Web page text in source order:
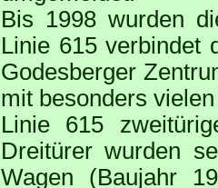
Bis 1998 wurden
Linie 615 verbindet
Godesberger
mit besonders
Linie 615
Dreitürer wurden
Wagen (Baujahr